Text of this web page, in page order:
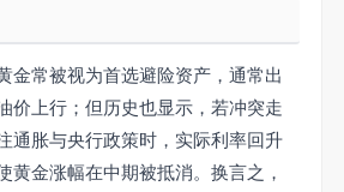
金常被视为首选避险资产，通常出
价上行；但历史也显示，若冲突走
通胀与央行政策时，实际利率回升
黄金涨幅在中期被抵消。换言之，